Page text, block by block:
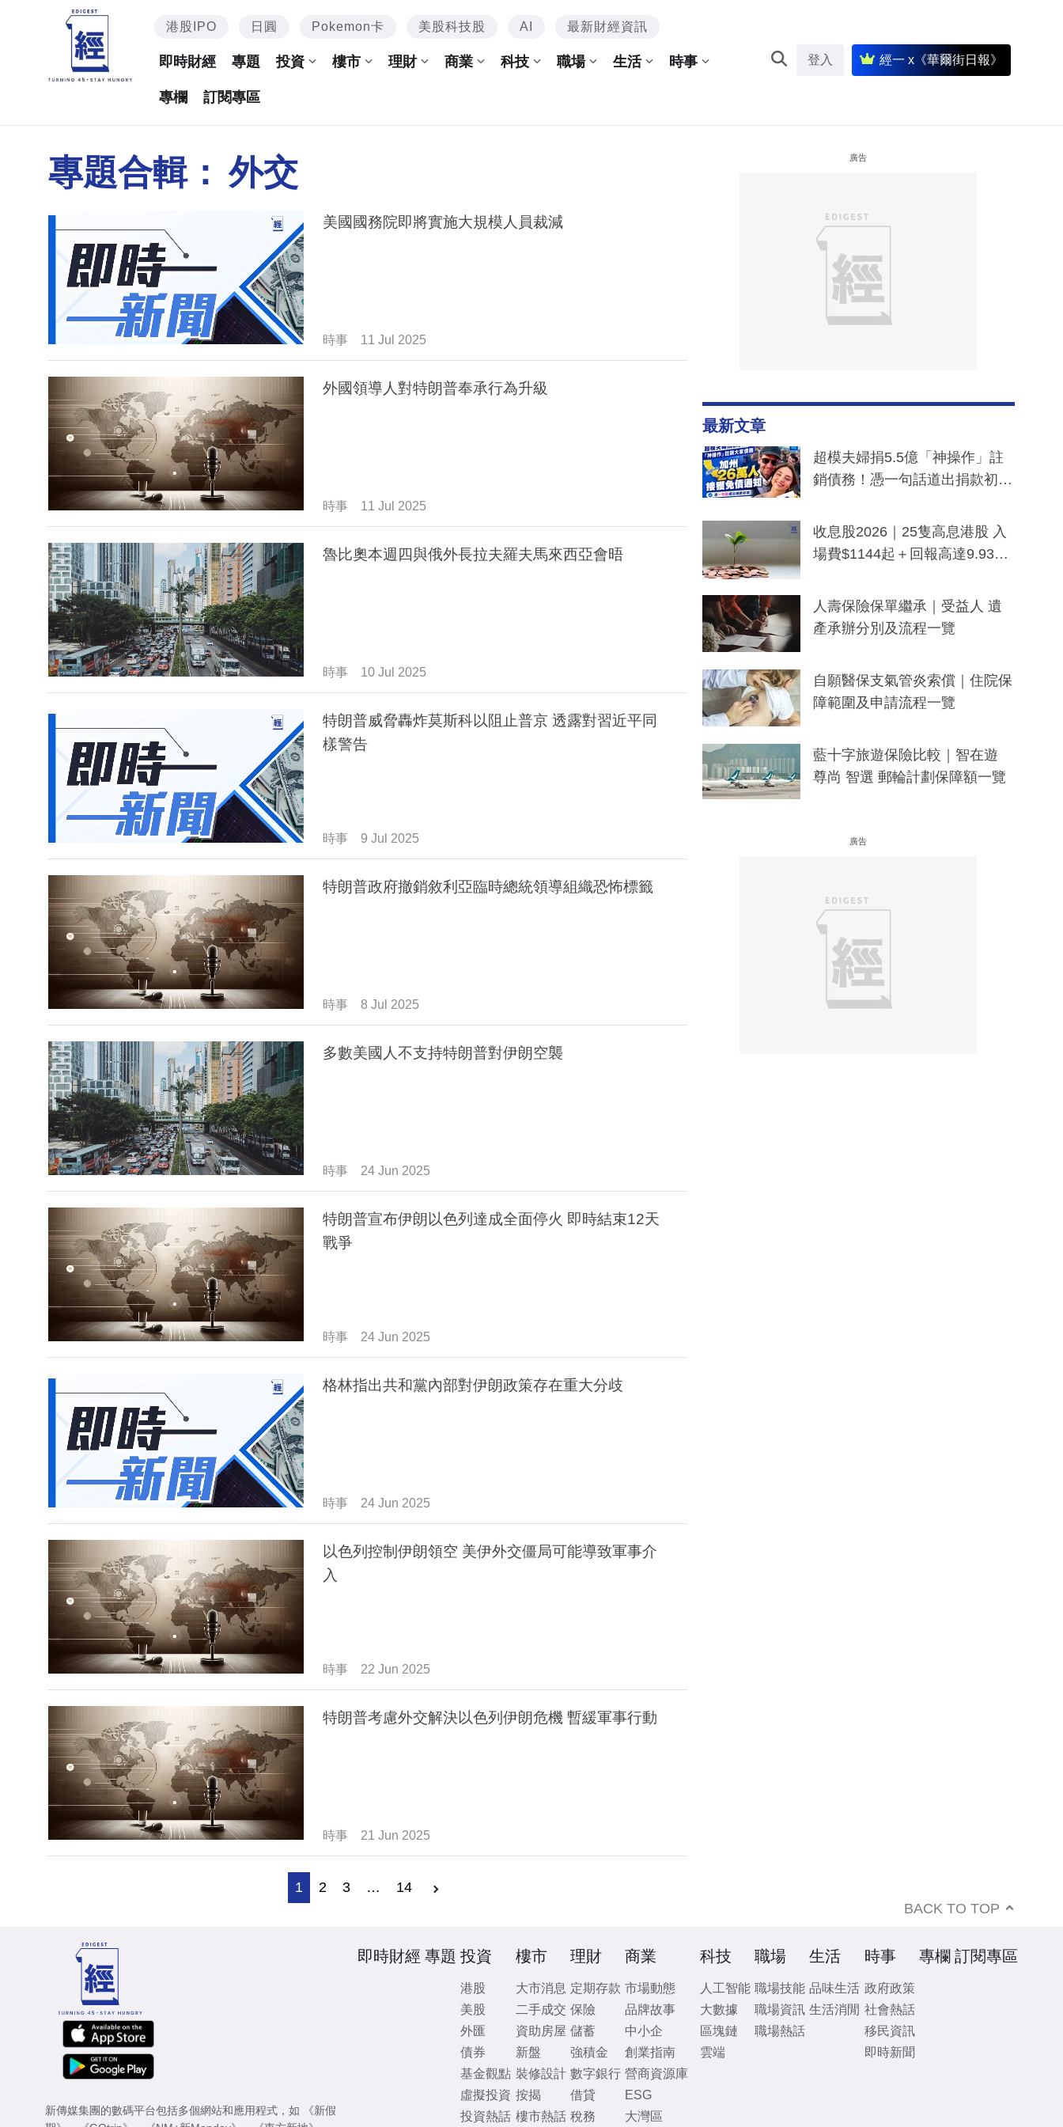
港股IPO 日圓 Pokemon卡 美股科技股 AI 最新財經資訊
即時財經 專題 投資 樓市 理財 商業 科技 職場 生活 時事
專欄 訂閱專區
登入 經一 x《華爾街日報》
專題合輯： 外交
美國國務院即將實施大規模人員裁減
時事 11 Jul 2025
外國領導人對特朗普奉承行為升級
時事 11 Jul 2025
魯比奧本週四與俄外長拉夫羅夫馬來西亞會晤
時事 10 Jul 2025
特朗普威脅轟炸莫斯科以阻止普京 透露對習近平同
樣警告
時事 9 Jul 2025
特朗普政府撤銷敘利亞臨時總統領導組織恐怖標籤
時事 8 Jul 2025
多數美國人不支持特朗普對伊朗空襲
時事 24 Jun 2025
特朗普宣布伊朗以色列達成全面停火 即時結束12天
戰爭
時事 24 Jun 2025
格林指出共和黨內部對伊朗政策存在重大分歧
時事 24 Jun 2025
以色列控制伊朗領空 美伊外交僵局可能導致軍事介
入
時事 22 Jun 2025
特朗普考慮外交解決以色列伊朗危機 暫緩軍事行動
時事 21 Jun 2025
1 2 3 … 14
廣告
最新文章
超模夫婦捐5.5億「神操作」註
銷債務！憑一句話道出捐款初
一度被誤當詐騙手段
收息股2026｜25隻高息港股 入
場費$1144起＋回報高達9.93
人壽保險保單繼承｜受益人 遺
產承辦分別及流程一覽
自願醫保支氣管炎索償｜住院保
障範圍及申請流程一覽
藍十字旅遊保險比較｜智在遊
尊尚 智選 郵輪計劃保障額一覽
廣告
BACK TO TOP
新傳媒集團的數碼平台包括多個網站和應用程式，如
《新假
即時財經 專題 投資
港股
美股
外匯
債券
基金觀點
虛擬投資
投資熱話
樓市
大市消息
二手成交
資助房屋
新盤
裝修設計
按揭
樓市熱話
理財
定期存款
保險
儲蓄
強積金
數字銀行
借貸
稅務
商業
市場動態
品牌故事
中小企
創業指南
營商資源庫
ESG
大灣區
科技
人工智能
大數據
區塊鏈
雲端
職場
職場技能
職場資訊
職場熱話
生活
品味生活
生活消閒
時事
政府政策
社會熱話
移民資訊
即時新聞
專欄 訂閱專區